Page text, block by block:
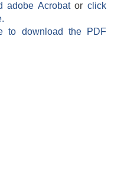
adobe Acrobatorclick
to download the PDF